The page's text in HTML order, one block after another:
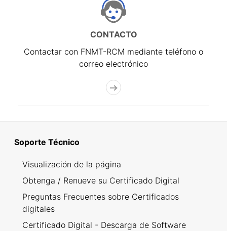
CONTACTO
Contactar con FNMT-RCM mediante teléfono o
correo electrónico
Soporte Técnico
Visualización de la página
Obtenga / Renueve su Certificado Digital
Preguntas Frecuentes sobre Certificados
digitales
Certificado Digital - Descarga de Software